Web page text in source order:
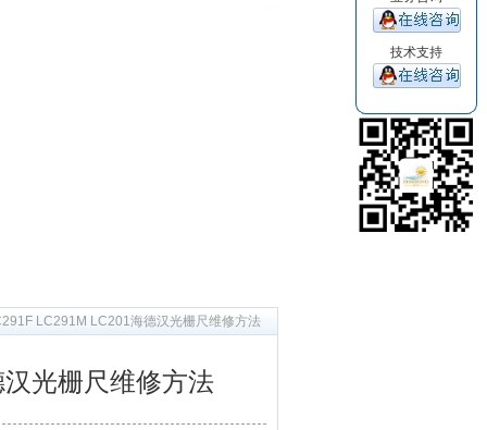
LC291M LC201海德汉光栅尺维修方法
汉光栅尺维修方法
技术支持